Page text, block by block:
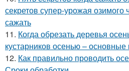
секретов супер-урожая озимого
сажать
11. Когда обрезать деревья
кустарников осенью –
12. Как правильно проводить